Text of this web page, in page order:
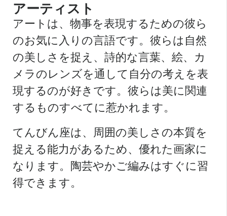
アーティスト
アートは、物事を表現するための彼ら
のお気に入りの言語です。彼らは自然
の美しさを捉え、詩的な言葉、絵、カ
メラのレンズを通して自分の考えを表
現するのが好きです。彼らは美に関連
するものすべてに惹かれます。
てんびん座は、周囲の美しさの本質を
捉える能力があるため、優れた画家に
なります。陶芸やかご編みはすぐに習
得できます。